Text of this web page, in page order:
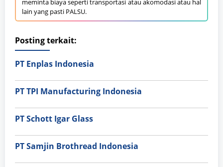
meminta biaya seperti transportasi atau akomodasi atau hal
lain yang pasti PALSU.
Posting terkait:
PT Enplas Indonesia
PT TPI Manufacturing Indonesia
PT Schott Igar Glass
PT Samjin Brothread Indonesia